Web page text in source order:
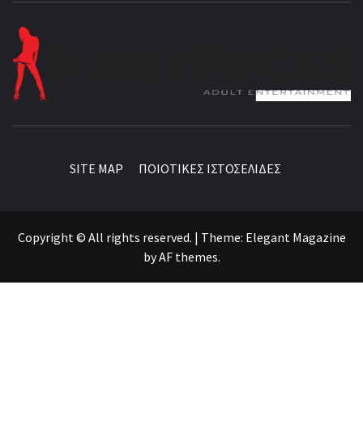
SITE MAP ΠΟΙΟΤΙΚΕΣ ΙΣΤΟΣΕΛΙΔΕΣ
Copyright © All rights reserved. | Theme: Elegant Magazine
byAF themes.